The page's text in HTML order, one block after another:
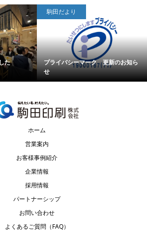
た
駒田だより
プライバシーマーク 更新のお知ら
せ
ホーム
営業案内
お客様事例紹介
企業情報
採用情報
パートナーシップ
お問い合わせ
よくあるご質問（FAQ）